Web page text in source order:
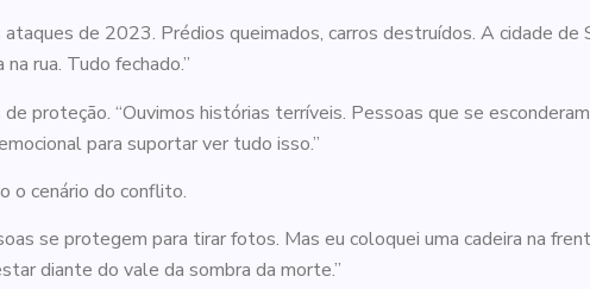
ataques de 2023. Prédios queimados, carros destruídos. A cidade
rua. Tudo fechado.”
proteção. “Ouvimos histórias terríveis. Pessoas que se
para suportar ver tudo isso.”
o cenário do conflito.
se protegem para tirar fotos. Mas eu coloquei uma cadeira na
diante do vale da sombra da morte.”